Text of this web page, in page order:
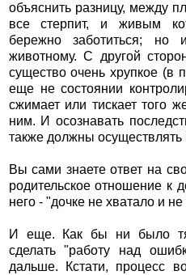
объяснить разницу, между
все стерпит, и живым
бережно заботиться; но
животному. С другой
существо очень хрупкое (в
еще не состоянии
сжимает или тискает того
ним. И осознавать
также должны осуществлять
Вы сами знаете ответ на
родительское отношение к
него - "дочке не хватало и
И еще. Как бы ни было
сделать "работу над
дальше. Кстати, процесс